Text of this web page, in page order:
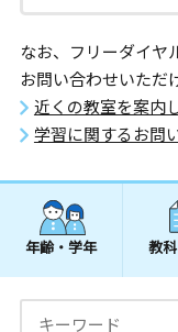
なお、フリーダイヤ
お問い合わせいただ
近くの教室を案内
学習に関するお問
年齢・学年 教